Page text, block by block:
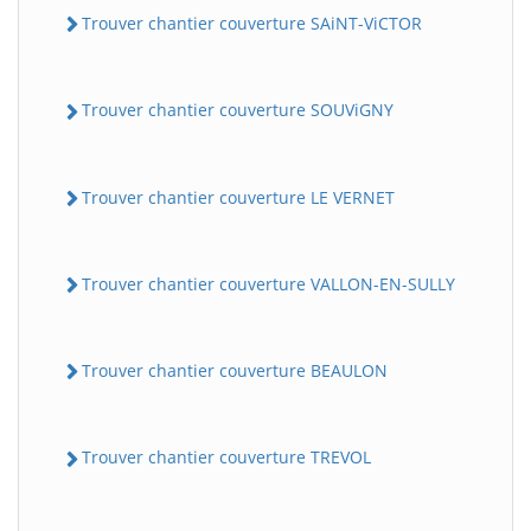
Trouver chantier couverture SAiNT-ViCTOR
Trouver chantier couverture SOUViGNY
Trouver chantier couverture LE VERNET
Trouver chantier couverture VALLON-EN-SULLY
Trouver chantier couverture BEAULON
Trouver chantier couverture TREVOL